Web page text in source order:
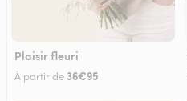
Plaisir fleuri
À partir de 36€95